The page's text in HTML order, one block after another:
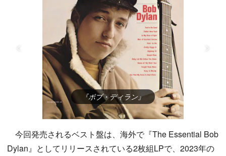
『ボブ・ディラン』
今回発売されるベスト盤は、海外で『The Essential Bob
Dylan』としてリリースされている2枚組LPで、2023年の